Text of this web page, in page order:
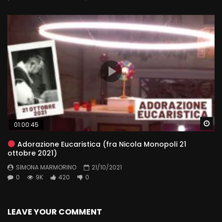
01:00:45
Adorazione Eucaristica (fra Nicola Monopoli 21
ottobre 2021)
SIMONA MARMORINO
21/10/2021
0
9K 420 0
LEAVE YOUR COMMENT